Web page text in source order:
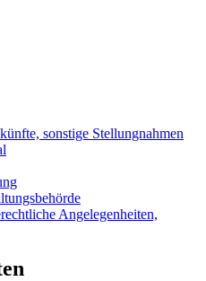
sonstige Stellungnahmen
Angelegenheiten,